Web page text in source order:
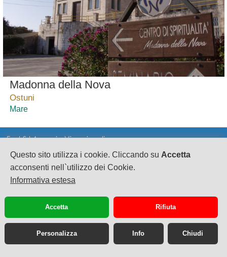
Questo sito utilizza i cookie. Cliccando su Accetta
acconsenti nell`utilizzo dei Cookie.
Informativa estesa
Accetta Rifiuta
Personalizza Info Chiudi
Madonna della Nova
Ostuni
Mare
Fast Srl Agenzia Viaggi on line
CF e PI 02628080695
sede legale: Via A.Sciorilli 1
S.Eusanio del Sangro CH cap 66037
Scia n°63917 Suap SangroAventino Reg. Abruzzo
Pec: fast.turismo@legalmail.it